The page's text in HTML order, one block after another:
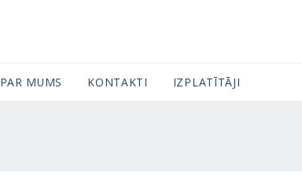
PAR MUMS KONTAKTI IZPLATĪTĀJI